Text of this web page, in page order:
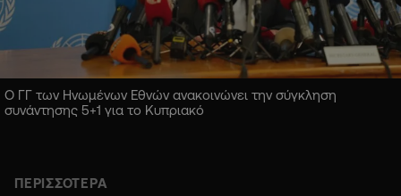
Ο ΓΓ των Ηνωμένων Εθνών ανακοινώνει την σύγκληση
συνάντησης 5+1 για το Κυπριακό
ΠΕΡΙΣΣΟΤΕΡΑ